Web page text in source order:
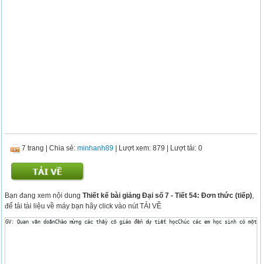
7 trang |Chia sẻ:minhanh89 | Lượt xem: 879 | Lượt tải: 0
Bạn đang xem nội dungThiết kế bài giảng Đại số 7 - Tiết 54: Đơn thức (tiếp)
để tải tài liệu về máy bạn hãy click vào nút TẢI VỀ
GV: Quan văn doãnChào mừng các thầy cô giáo đến dự tiết họcChúc các em học